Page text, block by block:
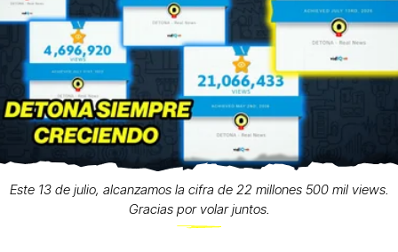
Este 13 de julio, alcanzamos la cifra de 22 millones 500 mil views.
Gracias por volar juntos.